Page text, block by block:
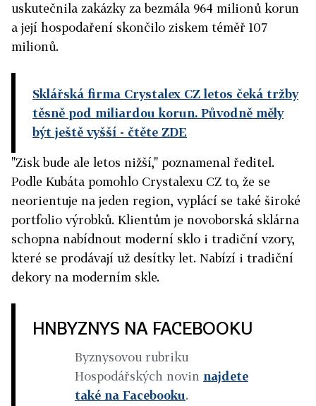
uskutečnila zakázky za bezmála 964 milionů korun
a její hospodaření skončilo ziskem téměř 107
milionů.
Sklářská firma Crystalex CZ letos čeká tržby
těsně pod miliardou korun. Původně měly
být ještě vyšší - čtěte ZDE
"Zisk bude ale letos nižší," poznamenal ředitel.
Podle Kubáta pomohlo Crystalexu CZ to, že se
neorientuje na jeden region, vyplácí se také široké
portfolio výrobků. Klientům je novoborská sklárna
schopna nabídnout moderní sklo i tradiční vzory,
které se prodávají už desítky let. Nabízí i tradiční
dekory na moderním skle.
HNBYZNYS NA FACEBOOKU
Byznysovou rubriku
Hospodářských novin najdete
také na Facebooku.